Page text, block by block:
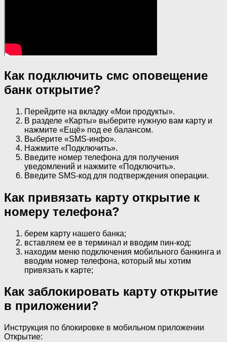
Как подключить смс оповещение
банк открытие?
Перейдите на вкладку «Мои продукты».
В разделе «Карты» выберите нужную вам карту и
нажмите «Ещё» под ее балансом.
Выберите «SMS-инфо».
Нажмите «Подключить».
Введите номер телефона для получения
уведомлений и нажмите «Подключить».
Введите SMS-код для подтверждения операции.
Как привязать карту открытие к
номеру телефона?
берем карту нашего банка;
вставляем ее в терминал и вводим пин-код;
находим меню подключения мобильного банкинга и
вводим номер телефона, который мы хотим
привязать к карте;
Как заблокировать карту открытие
в приложении?
Инструкция по блокировке в мобильном приложении
Открытие: